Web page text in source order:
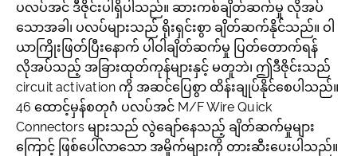
ပလပ်အင် ဒီဇိုင်းပါရှိပါသည်။ ဆားကစ်ချိတ်ဆက်မှု လိုအပ်
သောအခါ၊ ပလပ်များသည် ရိုးရှင်းစွာ ချိတ်ဆက်နိုင်သည်။ ဝါ
ယာကြိုးဖြတ်ပြီးနောက် ပါဝါချိတ်ဆက်မှု ပြတ်တောက်ရန်
လိုအပ်သည့် အခြားထုတ်ကုန်များနှင့် မတူဘဲ၊ ဤဒီဇိုင်းသည်
circuit activation ကို အဆင်ပြေစွာ ထိန်းချုပ်နိုင်စေပါသည်။
46 ထောင့်မှန်စတုဂံ ပလပ်အင် M/F Wire Quick
Connectors များသည် လွဲချော်နေသည့် ချိတ်ဆက်မှုများ
ကြောင့် ဖြစ်ပေါ်လာသော အမှိုက်များကို တားဆီးပေးပါသည်။